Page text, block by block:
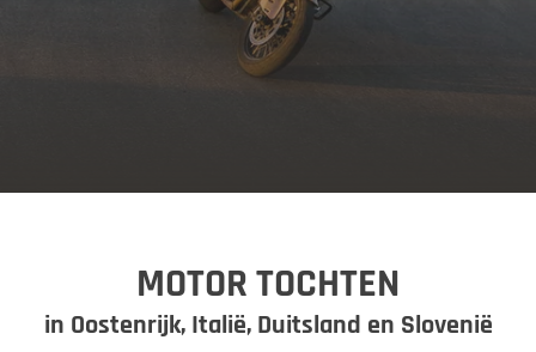
MOTOR TOCHTEN
in Oostenrijk, Italië, Duitsland en Slovenië